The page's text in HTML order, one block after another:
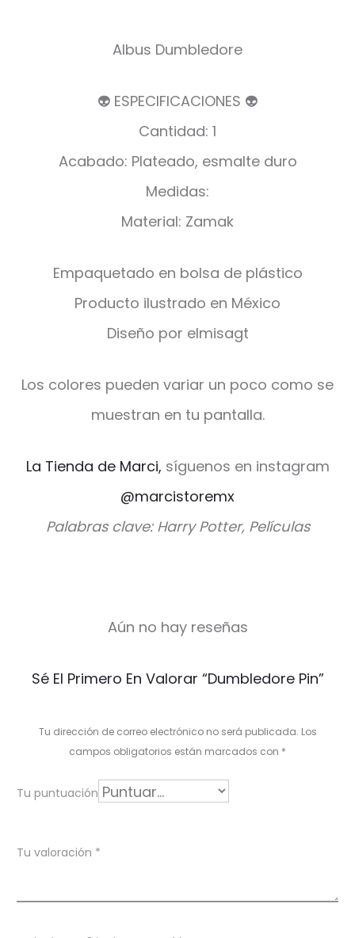
Albus Dumbledore
👽 ESPECIFICACIONES 👽
Cantidad: 1
Acabado: Plateado, esmalte duro
Medidas:
Material: Zamak
Empaquetado en bolsa de plástico
Producto ilustrado en México
Diseño por elmisagt
Los colores pueden variar un poco como se
muestran en tu pantalla.
La Tienda de Marci, síguenos en instagram
@marcistoremx
Palabras clave: Harry Potter, Películas
V
r
i
o
Aún no hay reseñas
Sé El Primero En Valorar “Dumbledore Pin”
Tu dirección de correo electrónico no será publicada. Los
campos obligatorios están marcados con *
Tu puntuación
Tu valoración *